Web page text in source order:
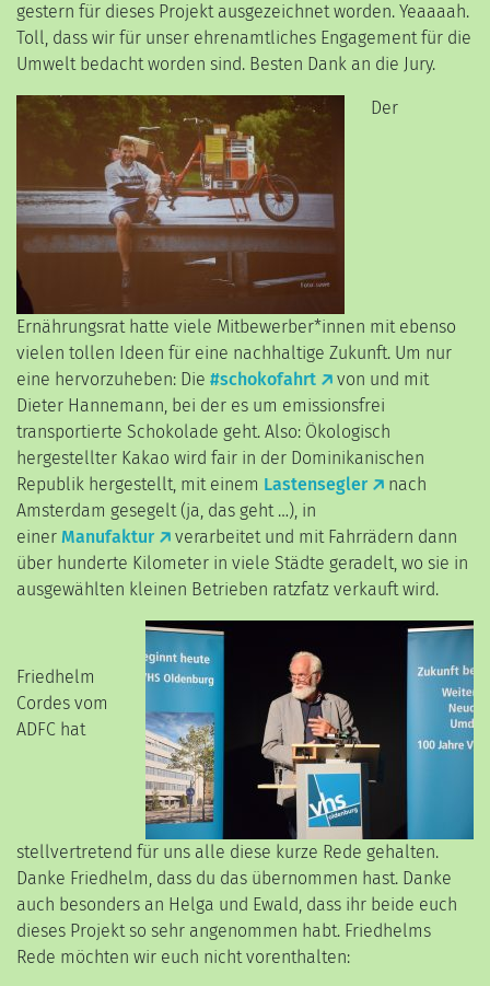
gestern für dieses Projekt ausgezeichnet worden. Yeaaaah.
Toll, dass wir für unser ehrenamtliches Engagement für die
Umwelt bedacht worden sind. Besten Dank an die Jury.
Der
Ernährungsrat hatte viele Mitbewerber*innen mit ebenso
vielen tollen Ideen für eine nachhaltige Zukunft. Um nur
eine hervorzuheben: Die #schokofahrt
von und mit
Dieter Hannemann, bei der es um emissionsfrei
transportierte Schokolade geht. Also: Ökologisch
hergestellter Kakao wird fair in der Dominikanischen
Republik hergestellt, mit einem Lastensegler
nach
Amsterdam gesegelt (ja, das geht …), in
einer Manufaktur
verarbeitet und mit Fahrrädern dann
über hunderte Kilometer in viele Städte geradelt, wo sie in
ausgewählten kleinen Betrieben ratzfatz verkauft wird.
Friedhelm
Cordes vom
ADFC hat
stellvertretend für uns alle diese kurze Rede gehalten.
Danke Friedhelm, dass du das übernommen hast. Danke
auch besonders an Helga und Ewald, dass ihr beide euch
dieses Projekt so sehr angenommen habt. Friedhelms
Rede möchten wir euch nicht vorenthalten: